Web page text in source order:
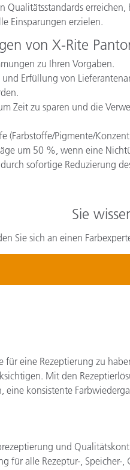
Qualitätsstandards
Einsparungen erzielen.
von X-Rite
zu Ihren Vorgaben.
und Erfüllung von
Zeit zu sparen und die
(Farbstoffe/Pigmente/
um 50 %, wenn eine
sofortige Reduzierung
Sie
Sie sich an einen
eine Rezeptierung zu
Mit den
eine konsistente
und
für alle Rezeptur-,